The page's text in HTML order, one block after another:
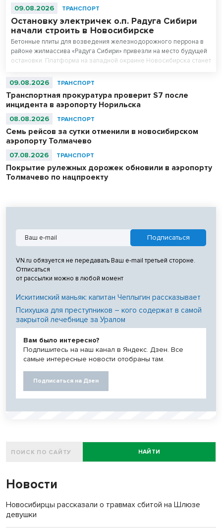
09.08.2026 ТРАНСПОРТ
Остановку электричек о.п. Радуга Сибири
начали строить в Новосибирске
Бетонные плиты для возведения железнодорожного перрона в
районе жилмассива «Радуга Сибири» привезли на место будущей
остановки. Платформа на западной окраине Новосибирска станет
09.08.2026 ТРАНСПОРТ
Транспортная прокуратура проверит S7 после
инцидента в аэропорту Норильска
08.08.2026 ТРАНСПОРТ
Семь рейсов за сутки отменили в новосибирском
аэропорту Толмачево
07.08.2026 ТРАНСПОРТ
Покрытие рулежных дорожек обновили в аэропорту
Толмачево по нацпроекту
VN.ru обязуется не передавать Ваш e-mail третьей стороне.
Отписаться
от рассылки можно в любой момент
Искитимский маньяк: капитан Чеплыгин рассказывает
Психушка для преступников – кого содержат в самой
закрытой лечебнице за Уралом
Вам было интересно?
Подпишитесь на наш канал в Яндекс. Дзен. Все
самые интересные новости отобраны там.
Подписаться на Дзен
НАЙТИ
Новости
Новосибирцы рассказали о травмах сбитой на Шлюзе
девушки